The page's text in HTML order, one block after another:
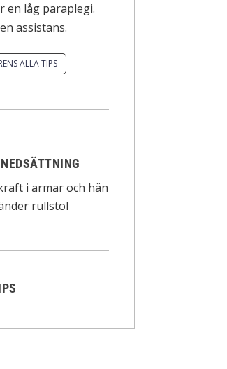
en låg paraplegi.
assistans.
ALLA TIPS
i armar och hän
rullstol